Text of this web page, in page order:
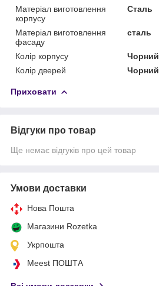
Матеріал виготовлення
корпусу
Сталь
Матеріал виготовлення
фасаду
сталь
Колір корпусу
Чорний
Колір дверей
Чорний
Приховати
Відгуки про товар
Ще немає відгуків про цей товар
Умови доставки
Нова Пошта
Магазини Rozetka
Укрпошта
Meest ПОШТА